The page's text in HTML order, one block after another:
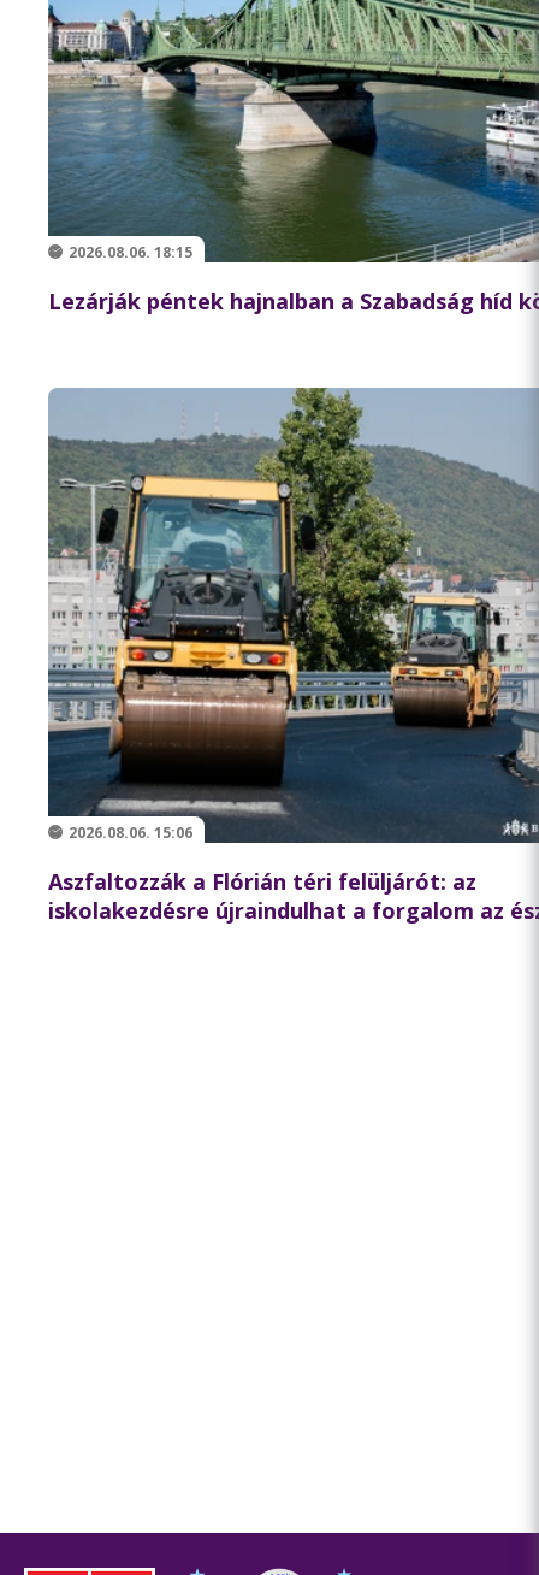
2026.08.06. 18:15
Lezárják péntek hajnalban a Szabadság híd
2026.08.06. 15:06
Aszfaltozzák a Flórián téri felüljárót: az
iskolakezdésre újraindulhat a forgalom az